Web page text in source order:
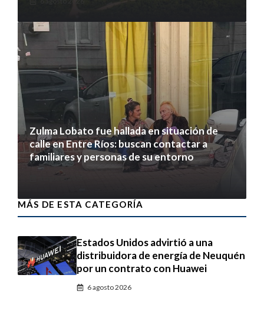
Zulma Lobato fue hallada en situación de
calle en Entre Ríos: buscan contactar a
familiares y personas de su entorno
6 agosto 2026
MÁS DE ESTA CATEGORÍA
Estados Unidos advirtió a una
distribuidora de energía de Neuquén
por un contrato con Huawei
6 agosto 2026